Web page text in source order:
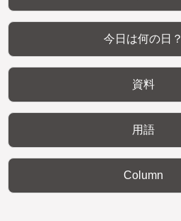
今日は何の日？
資料
用語
Column